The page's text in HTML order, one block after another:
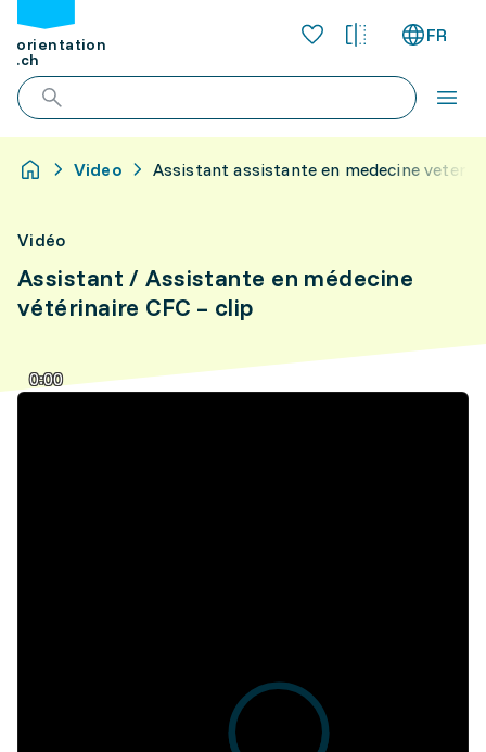
orientation
.ch
FR
Video Assistant assistante en medecine
Vidéo
Assistant / Assistante en médecine
vétérinaire CFC – clip
0:00